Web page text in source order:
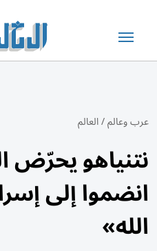
عرب وعالم/العالم
نتنياهو يحرّض
انضموا إلى
الله»